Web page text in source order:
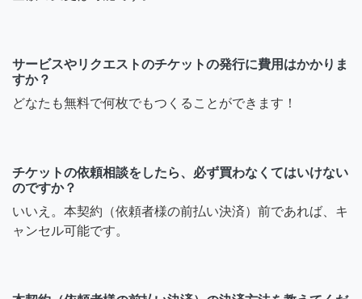
サービスやリクエストのチケットの発行に費用はかかりま
すか？
どなたも無料で何枚でもつくることができます！
チケットの依頼相談をしたら、必ず買わなくてはいけない
のですか？
いいえ。本契約（依頼者様の前払い決済）前であれば、キ
ャンセル可能です。